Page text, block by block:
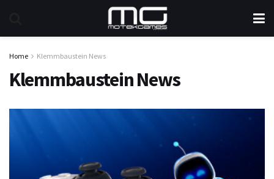
Home Klemmbaustein News
Klemmbaustein News